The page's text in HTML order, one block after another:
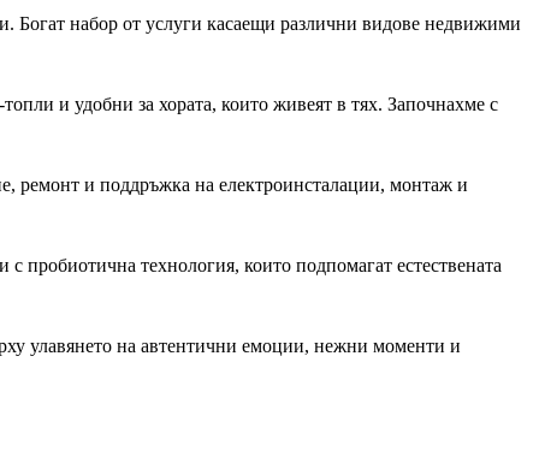
набор от услуги касаещи различни видове недвижими
и удобни за хората, които живеят в тях. Започнахме с
ремонт и поддръжка на електроинсталации, монтаж и
пробиотична технология, които подпомагат естествената
улавянето на автентични емоции, нежни моменти и